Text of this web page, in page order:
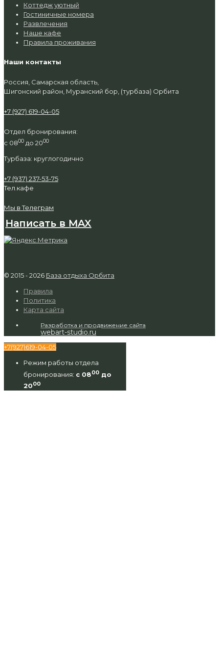
Коттедж уютный
Гостиничные номера
Развлечения
Наше кафе
Правила проживания
Наши контакты
Россия, Самарская область,
Шигонский район, Муранский бор, (турбаза) Орбита
+7 (927) 619-04-05
Отдел бронирования:
с 0800 до 2000
Турбаза: круглогодично
+7 (937) 237-53-75
Тел.кафе
Мы в Телеграм
Написать в MAX
© 2015 - 2026 База отдыха Орбита
Правила
Политика
Карта сайта
Разработка и продвижение сайта
webart-studio.ru
+7(927)619-04-05
Режим работы отдела
бронирования: с 0800 до
2000